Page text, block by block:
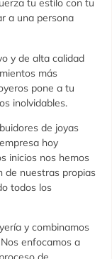
tu estilo con tu
a una persona
y de alta calidad
más
pone a tu
inolvidables.
de joyas
hoy
inicios nos hemos
de nuestras propias
todos los
y combinamos
enfocamos a